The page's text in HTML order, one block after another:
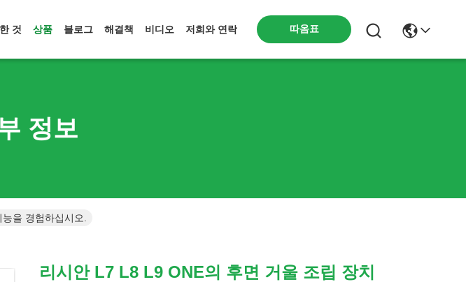
것 상품 블로그 해결책 비디오 저희와 연락 따옴표
정보
을 경험하십시오.
리시안 L7 L8 L9 ONE의 후면 거울 조립 장치